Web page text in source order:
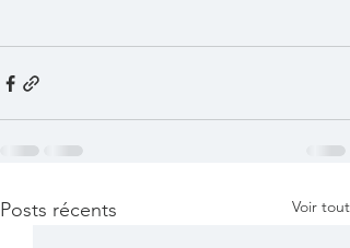
Posts récents Voir tout